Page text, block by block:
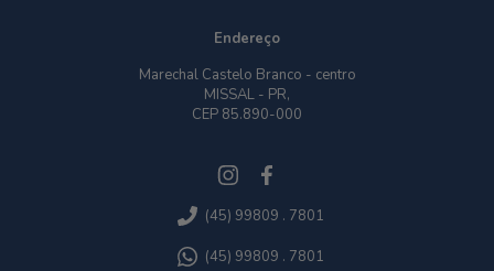
Endereço
Marechal Castelo Branco - centro
MISSAL - PR,
CEP 85.890-000
(45) 99809 . 7801
(45) 99809 . 7801